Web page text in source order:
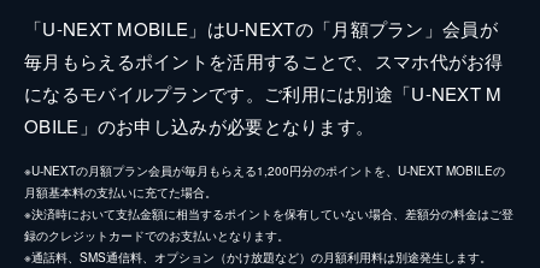
「U-NEXT MOBILE」はU-NEXTの「月額プラン」会員が
毎月もらえるポイントを活用することで、スマホ代がお得
になるモバイルプランです。ご利用には別途「U-NEXT M
OBILE」のお申し込みが必要となります。
※U-NEXTの月額プラン会員が毎月もらえる1,200円分のポイントを、U-NEXT MOBILEの
月額基本料の支払いに充てた場合。
※決済時において支払金額に相当するポイントを保有していない場合、差額分の料金はご登
録のクレジットカードでのお支払いとなります。
※通話料、SMS通信料、オプション（かけ放題など）の月額利用料は別途発生します。